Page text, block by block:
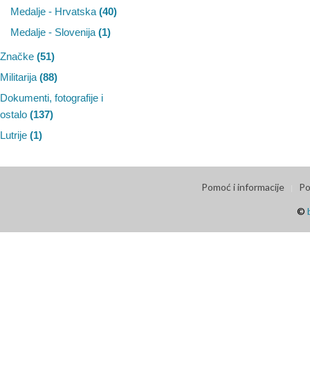
Medalje - Hrvatska (40)
Medalje - Slovenija (1)
Značke (51)
Militarija (88)
Dokumenti, fotografije i
ostalo (137)
Lutrije (1)
Pomoć i informacije
©